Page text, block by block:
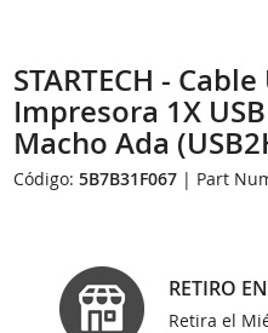
STARTECH -
Impresora 1X
Macho Ada
Código:5B7B31F067 | Part
RETIRO
Retira el